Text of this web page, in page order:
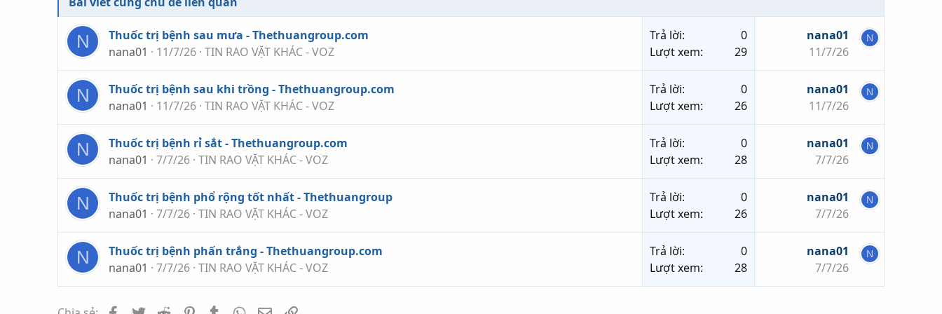
N
Thuốc trị bệnh sau mưa - Thethuangroup.com
nana01
11/7/26 TIN RAO VẶT KHÁC - VOZ
Trả lời
0
Lượt xem
29
nana01
11/7/26
N
N
Thuốc trị bệnh sau khi trồng - Thethuangroup.com
nana01
11/7/26 TIN RAO VẶT KHÁC - VOZ
Trả lời
0
Lượt xem
26
nana01
11/7/26
N
N
Thuốc trị bệnh rỉ sắt - Thethuangroup.com
nana01
7/7/26 TIN RAO VẶT KHÁC - VOZ
Trả lời
0
Lượt xem
28
nana01
7/7/26
N
N
Thuốc trị bệnh phổ rộng tốt nhất - Thethuangroup
nana01
7/7/26 TIN RAO VẶT KHÁC - VOZ
Trả lời
0
Lượt xem
26
nana01
7/7/26
N
N
Thuốc trị bệnh phấn trắng - Thethuangroup.com
nana01
7/7/26 TIN RAO VẶT KHÁC - VOZ
Trả lời
0
Lượt xem
28
nana01
7/7/26
N